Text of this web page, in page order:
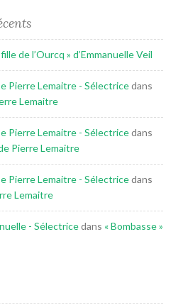
fille de l’Ourcq » d’Emmanuelle Veil
Pierre Lemaitre - Sélectricedans
Lemaitre
Pierre Lemaitre - Sélectricedans
Pierre Lemaitre
Pierre Lemaitre - Sélectricedans
Lemaitre
- Sélectricedans « Bombasse »